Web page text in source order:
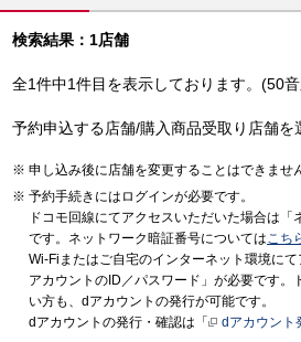
検索結果：1店舗
全1件中1件目を表示しております。(50
予約申込する店舗/購入商品受取り店舗を
申し込み後に店舗を変更することはできませ
予約手続きにはログインが必要です。
ドコモ回線にてアクセスいただいた場合は
です。ネットワーク暗証番号についてはこち
Wi-Fiまたはご自宅のインターネット環境に
アカウントのID／パスワード」が必要です。
い方も、dアカウントの発行が可能です。
dアカウントの発行・確認は「
dアカウント